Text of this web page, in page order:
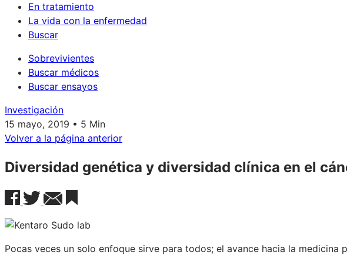
En tratamiento
La vida con la enfermedad
Buscar
Sobrevivientes
Buscar médicos
Buscar ensayos
Investigación
15 mayo, 2019 • 5 Min
Volver a la página anterior
Diversidad genética y diversidad clínica en el
Pocas veces un solo enfoque sirve para todos; el avance hacia la medicina